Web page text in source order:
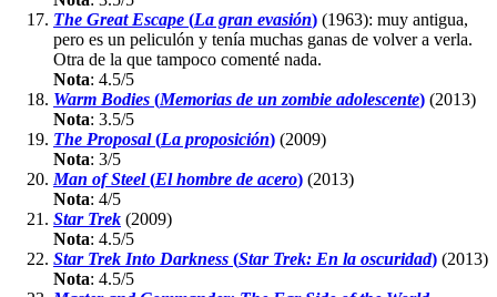
The Great Escape (La gran evasión) (1963): muy antigua,
pero es un peliculón y tenía muchas ganas de volver a verla.
Otra de la que tampoco comenté nada.
Nota: 4.5/5
Warm Bodies (Memorias de un zombie adolescente) (2013)
Nota: 3.5/5
The Proposal(La proposición) (2009)
Nota: 3/5
Man of Steel(El hombre de acero) (2013)
Nota: 4/5
Star Trek (2009)
Nota: 4.5/5
Star Trek Into Darkness (Star Trek: En la oscuridad) (2013)
Nota: 4.5/5